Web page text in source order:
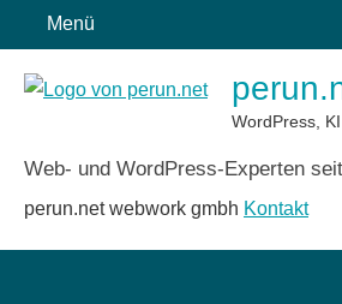
Inhalt
springen
Menü
WordPress,
Web- und WordPress-Experten
perun.net webwork gmbh Kontakt